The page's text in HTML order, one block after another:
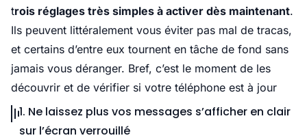
trois réglages très simples à activer dès maintenant.
Ils peuvent littéralement vous éviter pas mal de tracas,
et certains d’entre eux tournent en tâche de fond sans
jamais vous déranger. Bref, c’est le moment de les
découvrir et de vérifier si votre téléphone est à jour
1. Ne laissez plus vos messages s’afficher en clair
sur l’écran verrouillé